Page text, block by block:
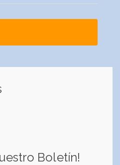
Boletín!